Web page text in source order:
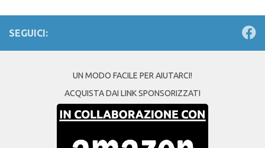
SEGUICI:
UN MODO FACILE PER AIUTARCI!
ACQUISTA DAI LINK SPONSORIZZATI